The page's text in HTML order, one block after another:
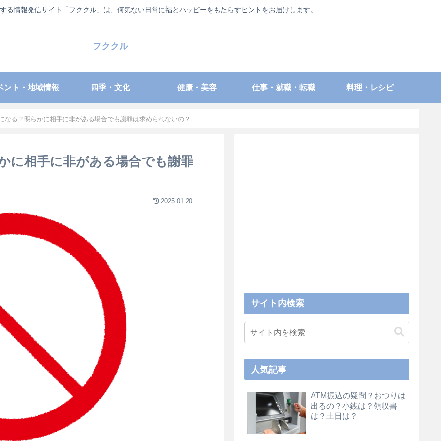
る情報発信サイト「フククル」は、何気ない日常に福とハッピーをもたらすヒントをお届けします。
フククル
ント・地域情報 四季・文化 健康・美容 仕事・就職・転職 料理・レシピ
なる？明らかに相手に非がある場合でも謝罪は求められないの？
に相手に非がある場合でも謝罪
2025.01.20
サイト内検索
人気記事
ATM振込の疑問？おつりは
出るの？小銭は？領収書
は？土日は？